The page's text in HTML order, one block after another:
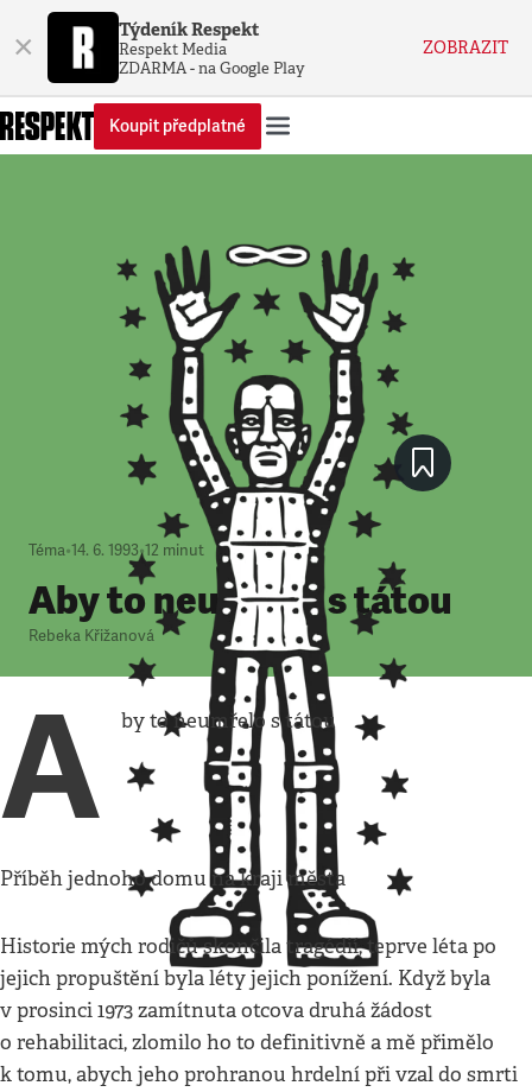
× Týdeník Respekt
Respekt Media
ZDARMA - na Google Play
ZOBRAZIT
Koupit předplatné
Téma•14. 6. 1993•12 minut
Aby to neumřelo s tátou
Rebeka Křižanová
A by to neumřelo s tátou
Příběh jednoho domu na kraji města
Historie mých rodičů skončila tragédií, teprve léta po
jejich propuštění byla léty jejich ponížení. Když byla
v prosinci 1973 zamítnuta otcova druhá žádost
o rehabilitaci, zlomilo ho to definitivně a mě přimělo
k tomu, abych jeho prohranou hrdelní při vzal do smrti